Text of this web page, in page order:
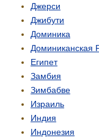
Джерси
Джибути
Доминика
Доминиканская
Египет
Замбия
Зимбабве
Израиль
Индия
Индонезия